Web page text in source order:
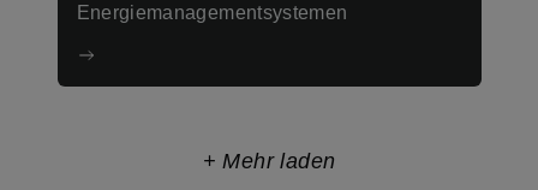
Energiemanagementsystemen
+ Mehr laden